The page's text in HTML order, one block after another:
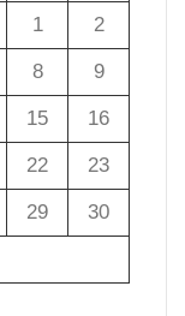
1 2
8 9
15 16
22 23
29 30